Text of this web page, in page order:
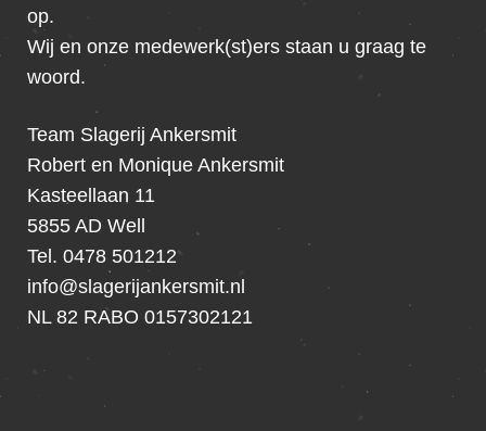
op.
Wij en onze medewerk(st)ers staan u graag te
woord.
Team Slagerij Ankersmit
Robert en Monique Ankersmit
Kasteellaan 11
5855 AD Well
Tel. 0478 501212
info@slagerijankersmit.nl
NL 82 RABO 0157302121